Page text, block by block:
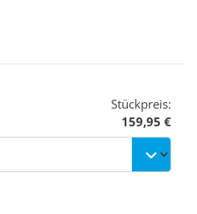
Stückpreis:
159,95 €